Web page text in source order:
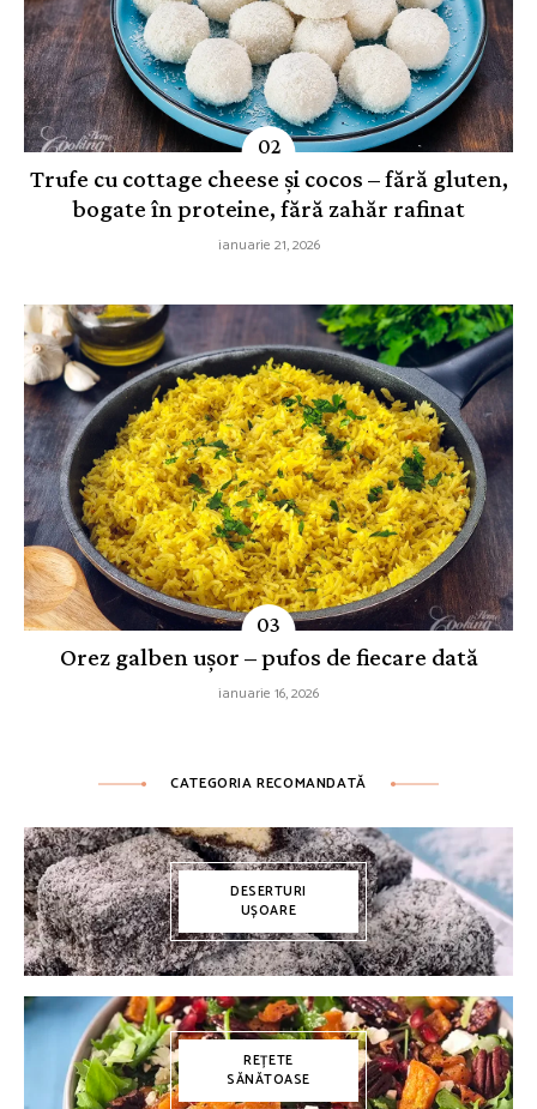
Trufe cu cottage cheese și cocos – fără gluten,
bogate în proteine, fără zahăr rafinat
ianuarie 21, 2026
Orez galben ușor – pufos de fiecare dată
ianuarie 16, 2026
CATEGORIA RECOMANDATĂ
DESERTURI
UȘOARE
REȚETE
SĂNĂTOASE